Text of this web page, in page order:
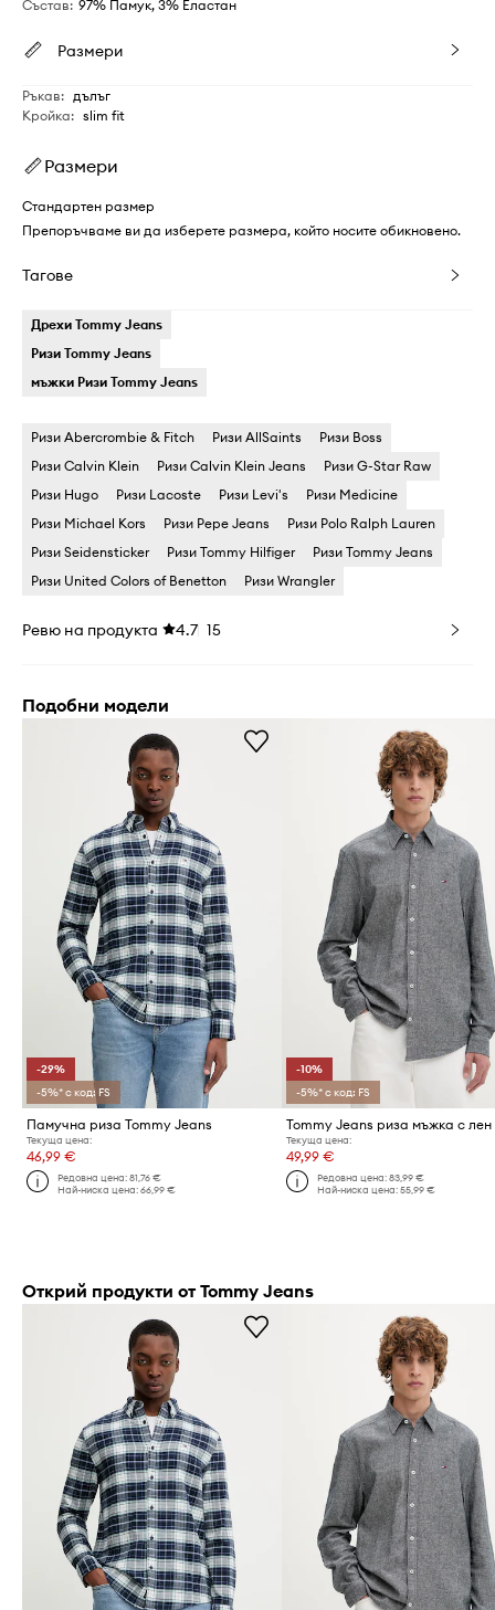
Състав: 97% Памук, 3% Еластан
Размери
Ръкав: дълъг
Кройка: slim fit
Размери
Стандартен размер
Препоръчваме ви да изберете размера, който носите обикновено.
Тагове
Дрехи Tommy Jeans
Ризи Tommy Jeans
мъжки Ризи Tommy Jeans
Ризи Abercrombie & Fitch Ризи AllSaints
Ризи Boss
Ризи Calvin Klein
Ризи Calvin Klein Jeans
Ризи G-Star Raw
Ризи Hugo
Ризи Lacoste Ризи Levi's
Ризи Medicine
Ризи Michael Kors
Ризи Pepe Jeans
Ризи Polo Ralph Lauren
Ризи Seidensticker
Ризи Tommy Hilfiger
Ризи Tommy Jeans
Ризи United Colors of Benetton
Ризи Wrangler
Ревю на продукта 4.7 15
Подобни модели
-29%
-5%* с код: FS
Памучна риза Tommy Jeans
Текуща цена:
46,99 €
Редовна цена:81,76 €
Най-ниска цена:66,99 €
-10%
-5%* с код: FS
Tommy Jeans риза мъжка с лен
Текуща цена:
49,99 €
Редовна цена: 83,99 €
Най-ниска цена: 55,99 €
Открий продукти от Tommy Jeans